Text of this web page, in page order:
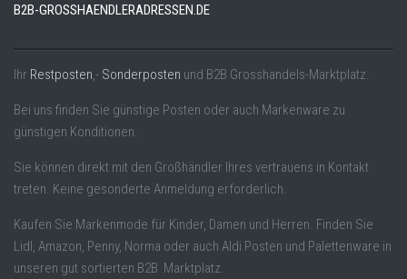
B2B-GROSSHAENDLERADRESSEN.DE
Ihr Restposten,- Sonderposten und B2B Grosshandels-Marktplatz.
Bei uns finden Sie günstige Posten oder auch Markenware zu
günstigen Konditionen.
Sie können direkt mit den Großhändler Ihres vertrauens in Kontakt
treten. Keine gesonderte Anmeldung erforderlich.
Kaufen Sie Markenmode für Kinder, Damen und Herren. Finden Sie
Lidl, Amazon, Penny, Norma oder auch Aldi Posten und Palettenware in
unseren gut sortierten B2B Marktplatz.